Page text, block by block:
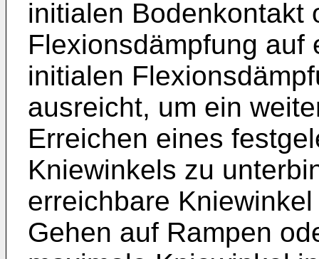
initialen Bodenkontakt
Flexionsdämpfung auf
initialen
ausreicht, um ein
Erreichen eines
Kniewinkels zu
erreichbare
Gehen auf Rampen